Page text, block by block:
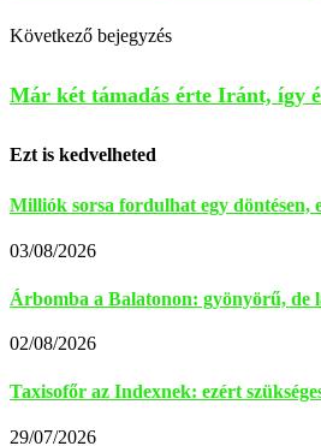
Következő bejegyzés
Már két támadás érte Iránt, így
Ezt is kedvelheted
Milliók sorsa fordulhat egy döntésen,
03/08/2026
Árbomba a Balatonon: gyönyörű, de
02/08/2026
Taxisofőr az Indexnek: ezért
29/07/2026